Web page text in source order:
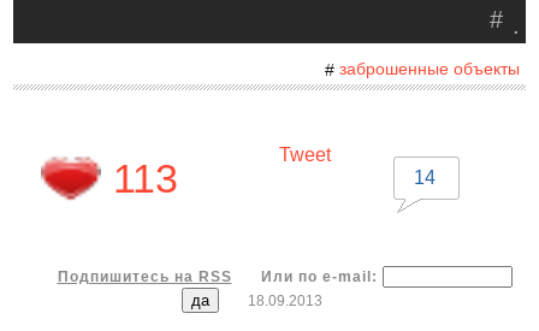
.
#
# заброшенные объекты
113
Tweet
14
Подпишитесь на RSS
Или по e-mail:
18.09.2013